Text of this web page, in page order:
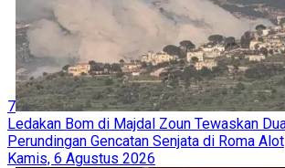
7
Ledakan Bom di Majdal Zoun Tewaskan
Perundingan Gencatan Senjata di Roma Alot
Kamis, 6 Agustus 2026